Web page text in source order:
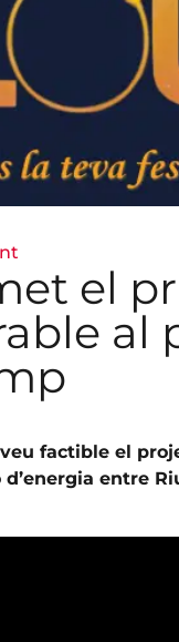
el
al
factible el
entre